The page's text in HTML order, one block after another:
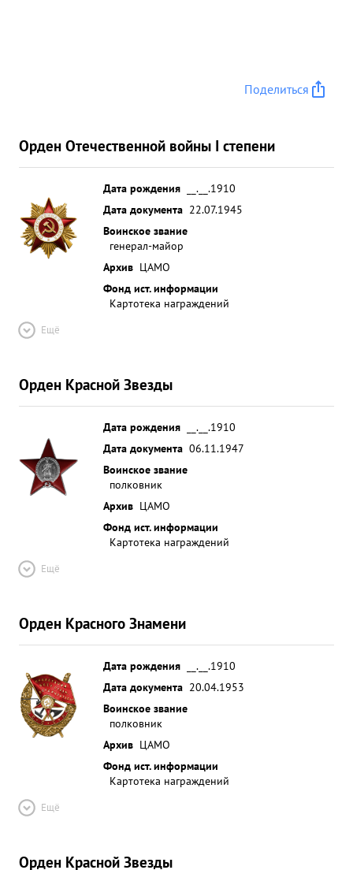
Поделиться
Орден Отечественной войны I степени
Дата рождения
__.__.1910
Дата документа 22.07.1945
Воинское звание
генерал-майор
Архив ЦАМО
Фонд ист. информации
Картотека награждений
Ещё
Орден Красной Звезды
Дата рождения
__.__.1910
Дата документа 06.11.1947
Воинское звание
полковник
Архив ЦАМО
Фонд ист. информации
Картотека награждений
Ещё
Орден Красного Знамени
Дата рождения
__.__.1910
Дата документа 20.04.1953
Воинское звание
полковник
Архив ЦАМО
Фонд ист. информации
Картотека награждений
Ещё
Орден Красной Звезды